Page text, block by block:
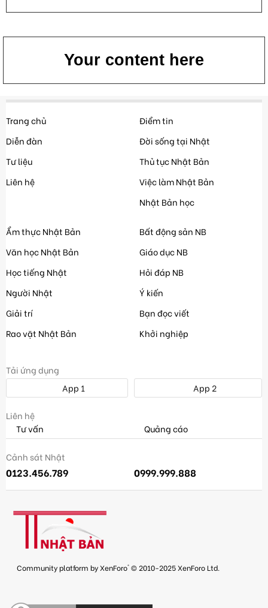
Your content here
Trang chủ
Diễn đàn
Tư liệu
Liên hệ
Điểm tin
Đời sống tại Nhật
Thủ tục Nhật Bản
Việc làm Nhật Bản
Nhật Bản học
Ẩm thực Nhật Bản
Văn học Nhật Bản
Học tiếng Nhật
Người Nhật
Giải trí
Rao vặt Nhật Bản
Bất động sản NB
Giáo dục NB
Hỏi đáp NB
Ý kiến
Bạn đọc viết
Khởi nghiệp
Tải ứng dụng
App 1
App 2
Liên hệ
Tư vấn
Quảng cáo
Cảnh sát Nhật
0123.456.789 0999.999.888
Community platform by XenForo® © 2010-2025 XenForo Ltd.